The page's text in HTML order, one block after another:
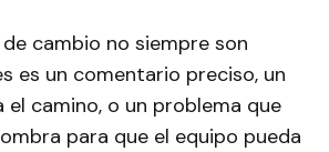
cambio no siempre son
es un comentario preciso, un
el camino, o un problema que
para que el equipo pueda